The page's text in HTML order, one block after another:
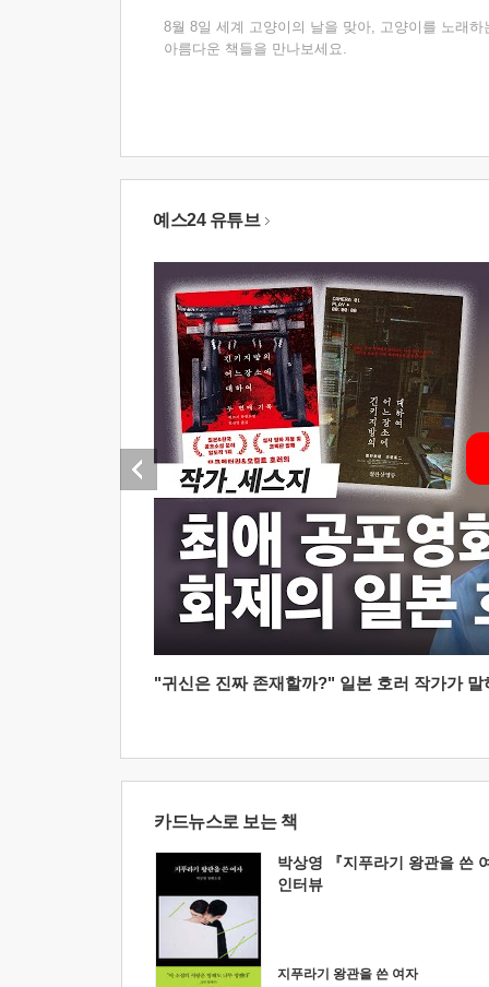
8월 8일 세계 고양이의 날을 맞아, 고양이를 노래하
아름다운 책들을 만나보세요.
예스24 유튜브
"귀신은 진짜 존재할까?" 일본 호러 작가가
카드뉴스로 보는 책
박상영 『지푸라기 왕관을 쓴
인터뷰
지푸라기 왕관을 쓴 여자